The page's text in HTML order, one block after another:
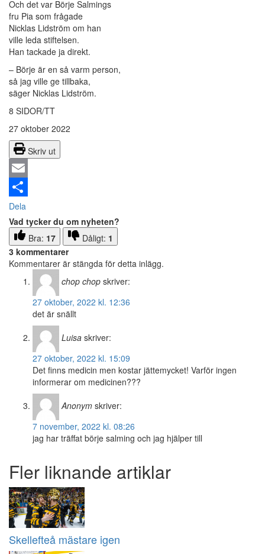
Och det var Börje Salmings
fru Pia som frågade
Nicklas Lidström om han
ville leda stiftelsen.
Han tackade ja direkt.
– Börje är en så varm person,
så jag ville ge tillbaka,
säger Nicklas Lidström.
8 SIDOR/TT
27 oktober 2022
Skriv ut
Email
Dela
Vad tycker du om nyheten?
Bra: 17 Dåligt: 1
3 kommentarer
Kommentarer är stängda för detta inlägg.
chop chop skriver:
27 oktober, 2022 kl. 12:36
det är snällt
Luisa skriver:
27 oktober, 2022 kl. 15:09
Det finns medicin men kostar jättemycket! Varför ingen
informerar om medicinen???
Anonym skriver:
7 november, 2022 kl. 08:26
jag har träffat börje salming och jag hjälper till
Fler liknande artiklar
Skellefteå mästare igen